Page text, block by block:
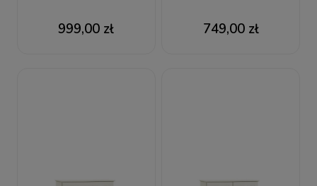
999,00 zł 749,00 zł